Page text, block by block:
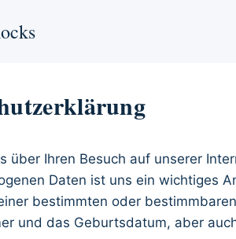
über Ihren Besuch auf unserer
Daten ist uns ein wichtiges
bestimmten oder
und das Geburtsdatum, aber